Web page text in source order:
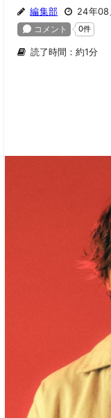
編集部 24年08
読了時間：約1分